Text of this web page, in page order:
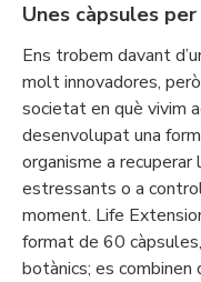
Unes càpsules
Ens trobem davant
molt innovadores,
societat en què vivim
desenvolupat una
organisme a
estressants o a
moment. Life
format de 60
botànics; es